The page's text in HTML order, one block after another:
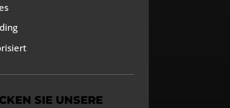
SIE UNSERE